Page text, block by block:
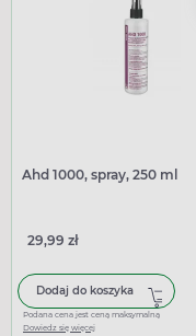
Ahd 1000, spray, 250 ml
29,99 zł
Dodaj do koszyka
Podana cena jest ceną maksymalną
Dowiedz się więcej